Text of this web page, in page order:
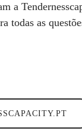
a
todas as